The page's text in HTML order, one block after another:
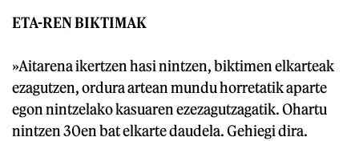
ETA-REN BIKTIMAK
»Aitarena ikertzen hasi nintzen, biktimen elkarteak
ezagutzen, ordura artean mundu horretatik aparte
egon nintzelako kasuaren ezezagutzagatik. Ohartu
nintzen 30en bat elkarte daudela. Gehiegi dira.